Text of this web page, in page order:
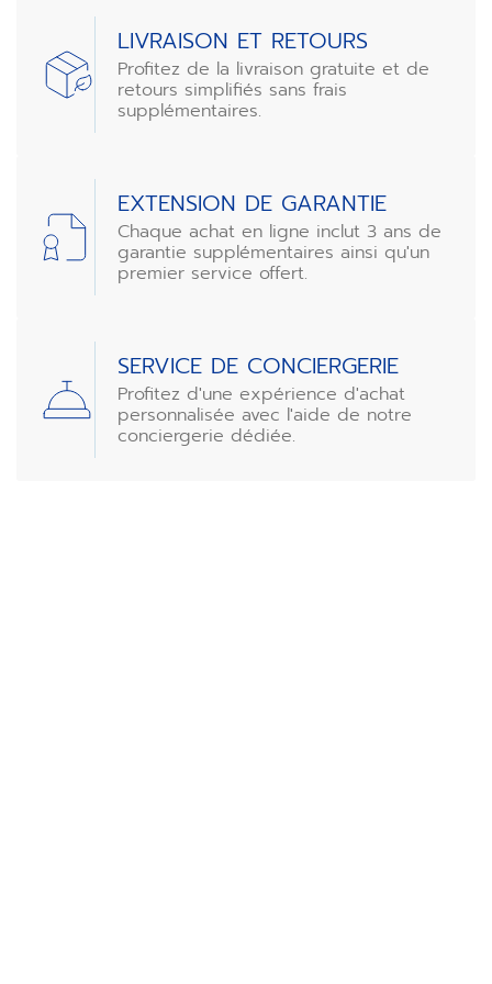
LIVRAISON ET RETOURS
Profitez de la livraison gratuite et de
retours simplifiés sans frais
supplémentaires.
EXTENSION DE GARANTIE
Chaque achat en ligne inclut 3 ans de
garantie supplémentaires ainsi qu'un
premier service offert.
SERVICE DE CONCIERGERIE
Profitez d'une expérience d'achat
personnalisée avec l'aide de notre
conciergerie dédiée.